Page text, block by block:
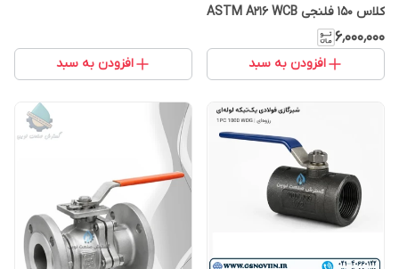
کلاس 150 فلنجی ASTM A216 WCB
۶٬۰۰۰٬۰۰۰
افزودن به سبد افزودن به سبد